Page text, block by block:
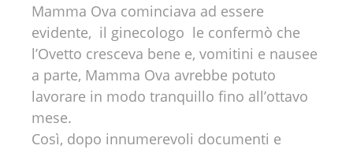
Mamma Ova cominciava ad essere
evidente, il ginecologo le confermò che
l’Ovetto cresceva bene e, vomitini e nausee
a parte, Mamma Ova avrebbe potuto
lavorare in modo tranquillo fino all’ottavo
mese.
Così, dopo innumerevoli documenti e